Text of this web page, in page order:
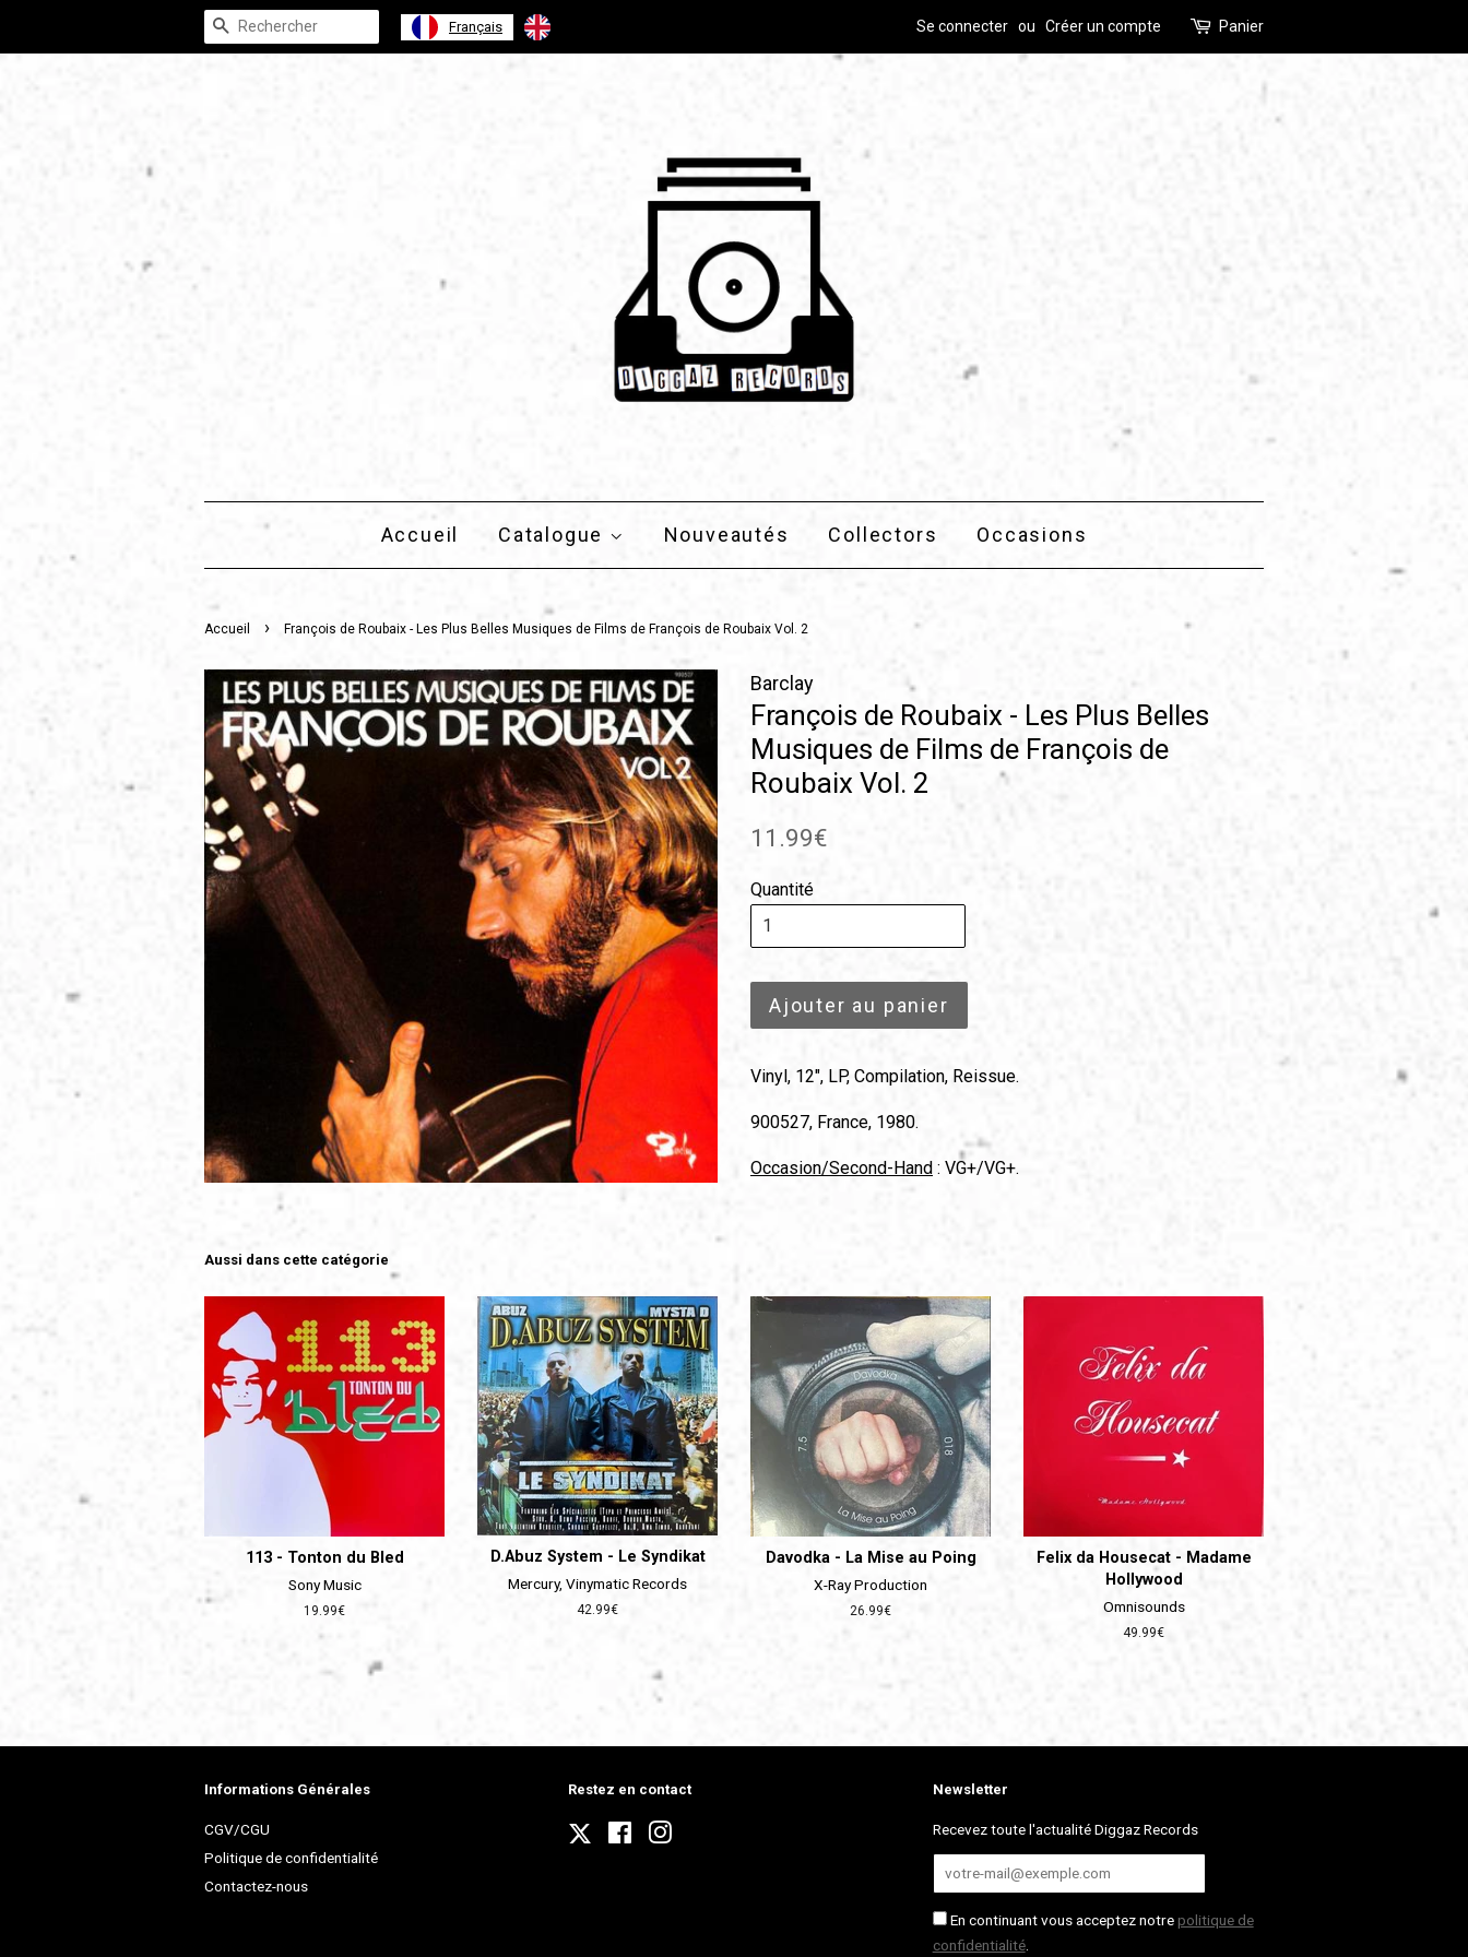
Recherche Français Se connecter ou Créer un compte Panier
Accueil Catalogue Nouveautés Collectors Occasions
Accueil › François de Roubaix - Les Plus Belles Musiques de Films de François de Roubaix Vol. 2
Barclay
François de Roubaix - Les Plus Belles
Musiques de Films de François de
Roubaix Vol. 2
Prix
11.99€
Quantité
Ajouter au panier
Vinyl, 12", LP, Compilation, Reissue.
900527, France, 1980.
Occasion/Second-Hand : VG+/VG+.
Aussi dans cette catégorie
113 - Tonton du Bled
Sony Music
Prix
19.99€
D.Abuz System - Le Syndikat
Mercury, Vinymatic Records
Prix
42.99€
Davodka - La Mise au Poing
X-Ray Production
Prix
26.99€
Felix da Housecat - Madame
Hollywood
Omnisounds
Prix
49.99€
Informations Générales
CGV/CGU
Politique de confidentialité
Contactez-nous
Restez en contact
Twitter Facebook
Newsletter
Recevez toute l'actualité Diggaz Records
En continuant vous acceptez notre politique de
confidentialité.